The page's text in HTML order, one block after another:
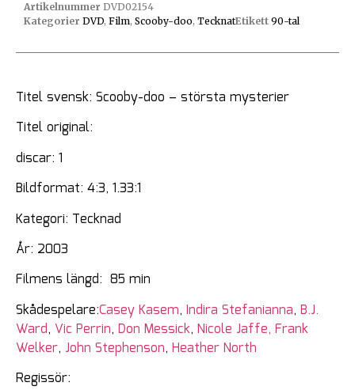
Artikelnummer DVD02154
Kategorier DVD, Film, Scooby-doo, TecknatEtikett 90-tal
Titel svensk: Scooby-doo – största mysterier
Titel original:
discar: 1
Bildformat: 4:3, 1.33:1
Kategori: Tecknad
År: 2003
Filmens längd: 85 min
Skådespelare:Casey Kasem, Indira Stefanianna, B.J.
Ward, Vic Perrin, Don Messick, Nicole Jaffe, Frank
Welker, John Stephenson, Heather North
Regissör: